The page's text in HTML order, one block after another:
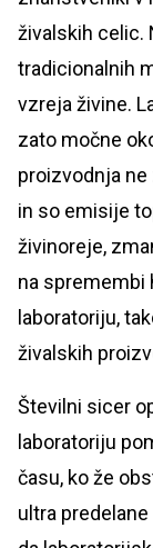
živalskih celic.
tradicionalnih
vzreja živine.
zato močne
proizvodnja
in so emisije
živinoreje,
na spremembi
laboratoriju,
živalskih
Številni sicer
laboratoriju
času, ko že
ultra